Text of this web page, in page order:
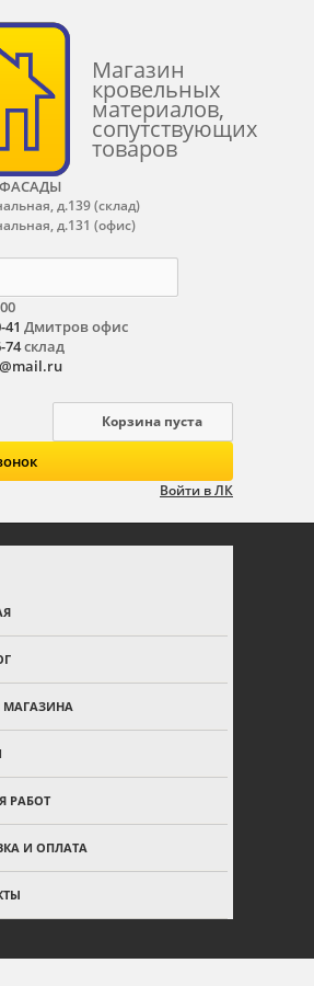
Магазин
кровельных
материалов,
сопутствующих
товаров
д.139 (склад)
д.131 (офис)
41 Дмитров офис
74склад
Корзина пуста
Войти в ЛК
РАБОТ
И ОПЛАТА